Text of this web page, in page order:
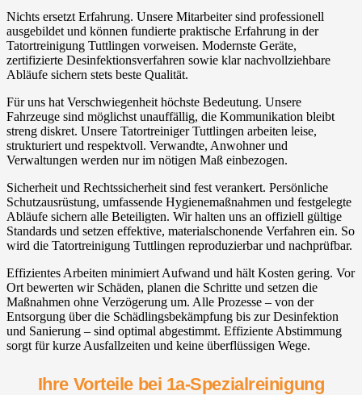
Nichts ersetzt Erfahrung. Unsere Mitarbeiter sind professionell
ausgebildet und können fundierte praktische Erfahrung in der
Tatortreinigung Tuttlingen vorweisen. Modernste Geräte,
zertifizierte Desinfektionsverfahren sowie klar nachvollziehbare
Abläufe sichern stets beste Qualität.
Für uns hat Verschwiegenheit höchste Bedeutung. Unsere
Fahrzeuge sind möglichst unauffällig, die Kommunikation bleibt
streng diskret. Unsere Tatortreiniger Tuttlingen arbeiten leise,
strukturiert und respektvoll. Verwandte, Anwohner und
Verwaltungen werden nur im nötigen Maß einbezogen.
Sicherheit und Rechtssicherheit sind fest verankert. Persönliche
Schutzausrüstung, umfassende Hygienemaßnahmen und festgelegte
Abläufe sichern alle Beteiligten. Wir halten uns an offiziell gültige
Standards und setzen effektive, materialschonende Verfahren ein. So
wird die Tatortreinigung Tuttlingen reproduzierbar und nachprüfbar.
Effizientes Arbeiten minimiert Aufwand und hält Kosten gering. Vor
Ort bewerten wir Schäden, planen die Schritte und setzen die
Maßnahmen ohne Verzögerung um. Alle Prozesse – von der
Entsorgung über die Schädlingsbekämpfung bis zur Desinfektion
und Sanierung – sind optimal abgestimmt. Effiziente Abstimmung
sorgt für kurze Ausfallzeiten und keine überflüssigen Wege.
Ihre Vorteile bei 1a-Spezialreinigung